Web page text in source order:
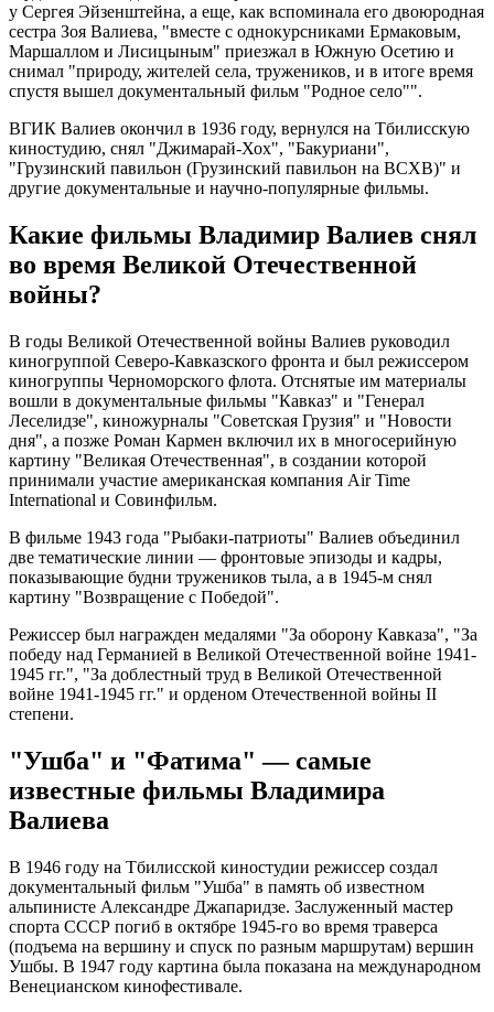
у Сергея Эйзенштейна, а еще, как вспоминала его двоюродная
сестра Зоя Валиева, "вместе с однокурсниками Ермаковым,
Маршаллом и Лисицыным" приезжал в Южную Осетию и
снимал "природу, жителей села, тружеников, и в итоге время
спустя вышел документальный фильм "Родное село"".
ВГИК Валиев окончил в 1936 году, вернулся на Тбилисскую
киностудию, снял "Джимарай-Хох", "Бакуриани",
"Грузинский павильон (Грузинский павильон на ВСХВ)" и
другие документальные и научно-популярные фильмы.
Какие фильмы Владимир Валиев снял
во время Великой Отечественной
войны?
В годы Великой Отечественной войны Валиев руководил
киногруппой Северо-Кавказского фронта и был режиссером
киногруппы Черноморского флота. Отснятые им материалы
вошли в документальные фильмы "Кавказ" и "Генерал
Леселидзе", киножурналы "Советская Грузия" и "Новости
дня", а позже Роман Кармен включил их в многосерийную
картину "Великая Отечественная", в создании которой
принимали участие американская компания Air Time
International и Совинфильм.
В фильме 1943 года "Рыбаки-патриоты" Валиев объединил
две тематические линии — фронтовые эпизоды и кадры,
показывающие будни тружеников тыла, а в 1945-м снял
картину "Возвращение с Победой".
Режиссер был награжден медалями "За оборону Кавказа", "За
победу над Германией в Великой Отечественной войне 1941-
1945 гг.", "За доблестный труд в Великой Отечественной
войне 1941-1945 гг." и орденом Отечественной войны II
степени.
"Ушба" и "Фатима" — самые
известные фильмы Владимира
Валиева
В 1946 году на Тбилисской киностудии режиссер создал
документальный фильм "Ушба" в память об известном
альпинисте Александре Джапаридзе. Заслуженный мастер
спорта СССР погиб в октябре 1945-го во время траверса
(подъема на вершину и спуск по разным маршрутам) вершин
Ушбы. В 1947 году картина была показана на международном
Венецианском кинофестивале.